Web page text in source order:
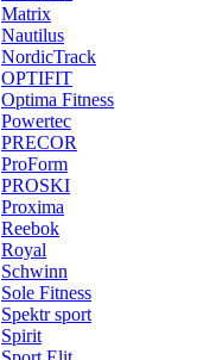
Matrix
Nautilus
NordicTrack
OPTIFIT
Optima Fitness
Powertec
PRECOR
ProForm
PROSKI
Proxima
Reebok
Royal
Schwinn
Sole Fitness
Spektr sport
Spirit